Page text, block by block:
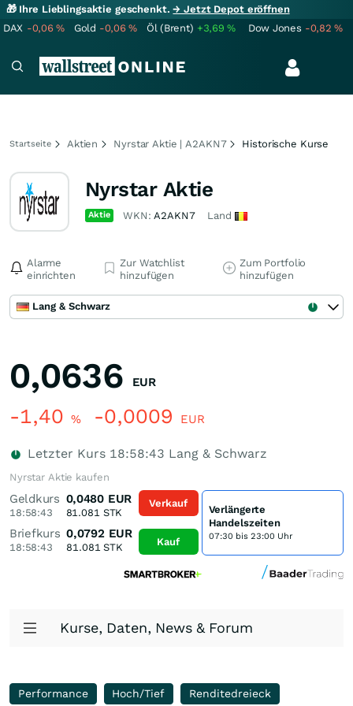
🎁 Ihre Lieblingsaktie geschenkt.→ Jetzt Depot eröffnen
DAX -0,06% Gold -0,06% Öl (Brent) +3,69% Dow Jones -0,82%
Startseite Aktien Nyrstar Aktie | A2AKN7 Historische Kurse
Nyrstar Aktie
Aktie WKN:A2AKN7 Land
Alarme
einrichten
Zur Watchlist
hinzufügen
Zum Portfolio
hinzufügen
Lang & Schwarz
0,0636 EUR
-1,40 % -0,0009 EUR
Letzter Kurs 18:58:43 Lang & Schwarz
Nyrstar Aktie kaufen
Geldkurs
18:58:43
0,0480 EUR
81.081 STK
Briefkurs
18:58:43
0,0792 EUR
81.081 STK
Verkauf
Kauf
Verlängerte
Handelszeiten
07:30 bis 23:00 Uhr
Kurse, Daten, News & Forum
Performance Hoch/Tief
Renditedreieck